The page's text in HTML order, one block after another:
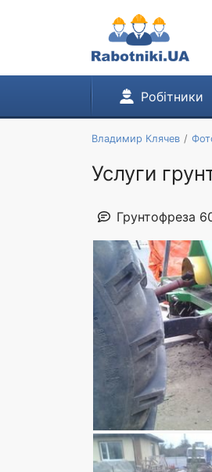
Робітники
Владимир Клячев
Услуги
Грунтофреза